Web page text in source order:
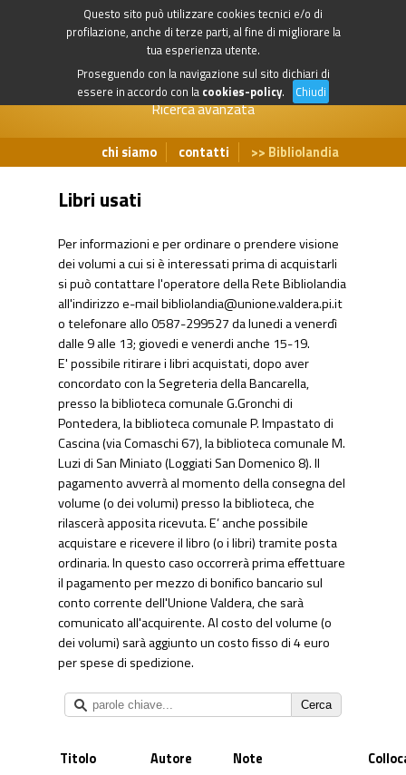
Questo sito può utilizzare cookies tecnici e/o di
profilazione, anche di terze parti, al fine di migliorare la
tua esperienza utente.
Proseguendo con la navigazione sul sito dichiari di
essere in accordo con la cookies-policy. Chiudi
Ricerca avanzata
chi siamo contatti Bibliolandia
Libri usati
Per informazioni e per ordinare o prendere visione
dei volumi a cui si è interessati prima di acquistarli
si può contattare l'operatore della Rete Bibliolandia
all'indirizzo e-mailbibliolandia@unione.valdera.pi.it
o telefonare allo 0587-299527 da lunedi a venerdì
dalle 9 alle 13; giovedi e venerdi anche 15-19.
E' possibile ritirare i libri acquistati, dopo aver
concordato con la Segreteria della Bancarella,
presso la biblioteca comunale G.Gronchi di
Pontedera, la biblioteca comunale P. Impastato di
Cascina (via Comaschi 67), la biblioteca comunale M.
Luzi di San Miniato (Loggiati San Domenico 8). Il
pagamento avverrà al momento della consegna del
volume (o dei volumi) presso la biblioteca, che
rilascerà apposita ricevuta. E’ anche possibile
acquistare e ricevere il libro (o i libri) tramite posta
ordinaria. In questo caso occorrerà prima effettuare
il pagamento per mezzo di bonifico bancario sul
conto corrente dell'Unione Valdera, che sarà
comunicato all'acquirente. Al costo del volume (o
dei volumi) sarà aggiunto un costo fisso di 4 euro
per spese di spedizione.
Titolo Autore Note